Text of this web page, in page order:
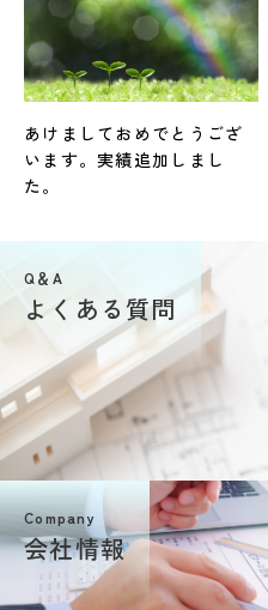
あけましておめでとうござ
います。実績追加しまし
た。
Q＆A
よくある質問
Company
会社情報